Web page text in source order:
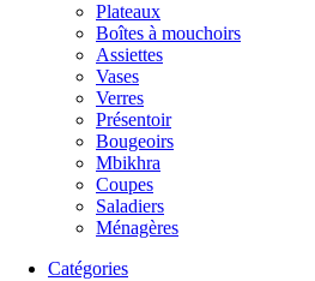
Plateaux
Boîtes à mouchoirs
Assiettes
Vases
Verres
Présentoir
Bougeoirs
Mbikhra
Coupes
Saladiers
Ménagères
Catégories